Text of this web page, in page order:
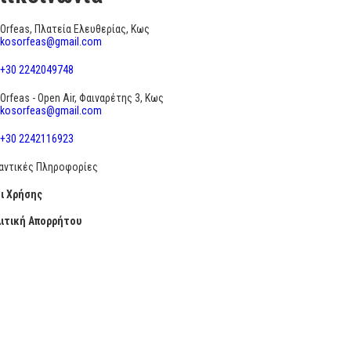
Orfeas, Πλατεία Ελευθερίας, Κως
kosorfeas@gmail.com
+30 2242049748
Orfeas - Open Air, Φαιναρέτης 3, Κως
kosorfeas@gmail.com
+30 2242116923
Πληροφορίες
Χρήσης
Απορρήτου